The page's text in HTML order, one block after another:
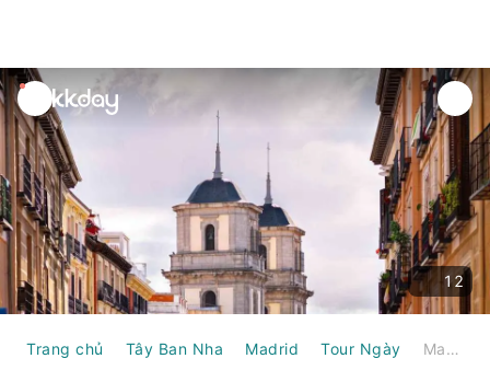
unread
notifications
12
Trang chủ Tây Ban Nha Madrid Tour Ngày Madrid: Lịch sử, Ẩm thực & Thức uống – Một chuyến tham quan thân mật từ năm 2018 | Tây Ban Nha